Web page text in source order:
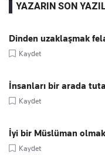
YAZARIN SON
Dinden uzaklaşmak
Kaydet
İnsanları bir arada
Kaydet
İyi bir Müslüman
Kaydet